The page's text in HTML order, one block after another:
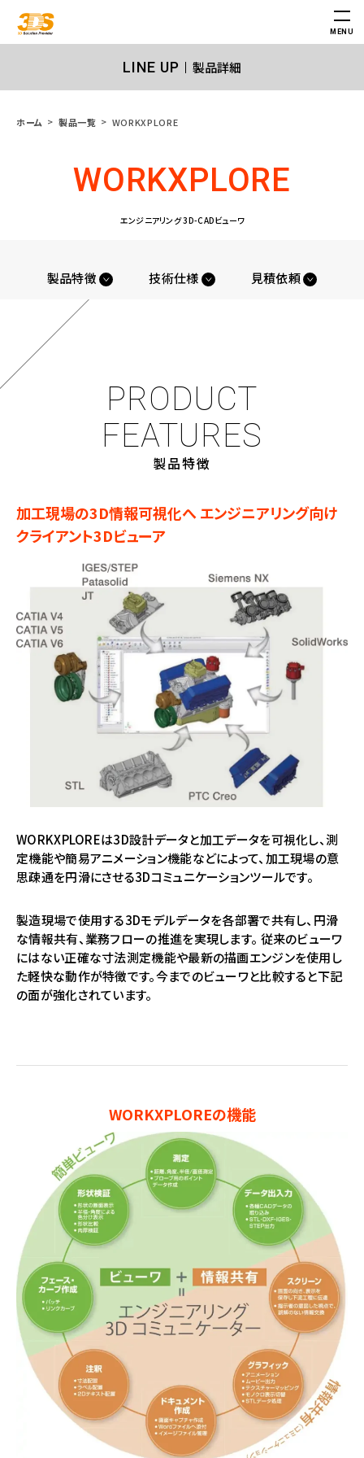
MENU
LINE UP 製品詳細
ホーム 製品一覧 WORKXPLORE
WORKXPLORE
エンジニアリング 3D-CADビューワ
製品特徴 技術仕様 見積依頼
PRODUCT
FEATURES
製品特徴
加工現場の3D情報可視化へ エンジニアリング向け
クライアント3Dビューア
WORKXPLOREは3D設計データと加工データを可視化し、測
定機能や簡易アニメーション機能などによって、加工現場の意
思疎通を円滑にさせる3Dコミュニケーションツールです。
製造現場で使用する3Dモデルデータを各部署で共有し、円滑
な情報共有、業務フローの推進を実現します。 従来のビューワ
にはない正確な寸法測定機能や最新の描画エンジンを使用し
た軽快な動作が特徴です。今までのビューワと比較すると下記
の面が強化されています。
WORKXPLOREの機能